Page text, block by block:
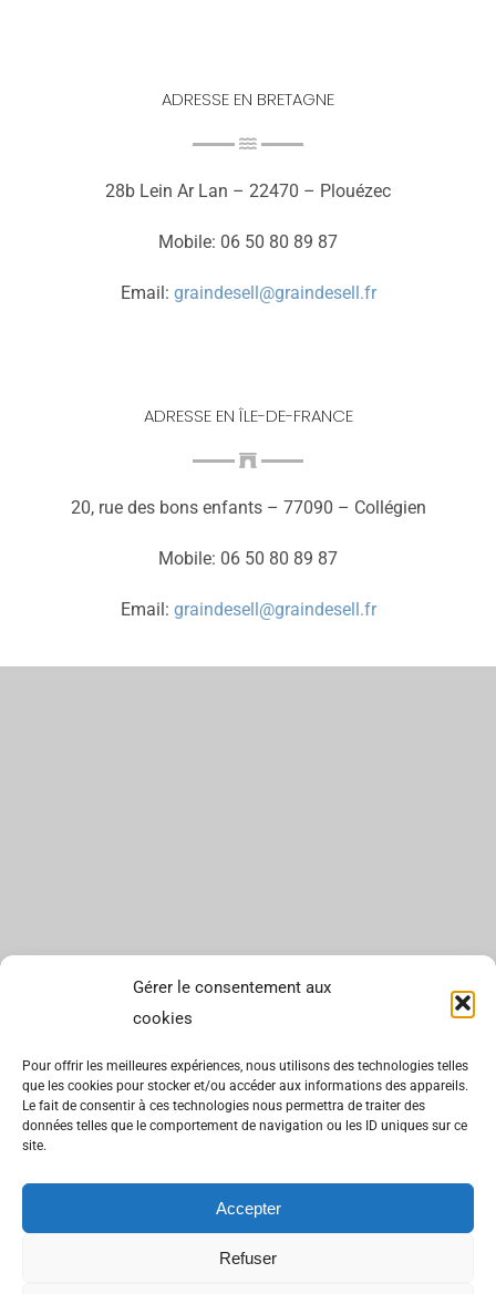
Gérer le consentement aux
cookies
Pour offrir les meilleures expériences, nous utilisons des technologies telles
que les cookies pour stocker et/ou accéder aux informations des appareils.
Le fait de consentir à ces technologies nous permettra de traiter des
données telles que le comportement de navigation ou les ID uniques sur ce
site.
Accepter
Refuser
ADRESSE EN BRETAGNE
28b Lein Ar Lan – 22470 – Plouézec
Mobile: 06 50 80 89 87
Email: graindesell@graindesell.fr
ADRESSE EN ÎLE-DE-FRANCE
20, rue des bons enfants – 77090 – Collégien
Mobile: 06 50 80 89 87
Email: graindesell@graindesell.fr